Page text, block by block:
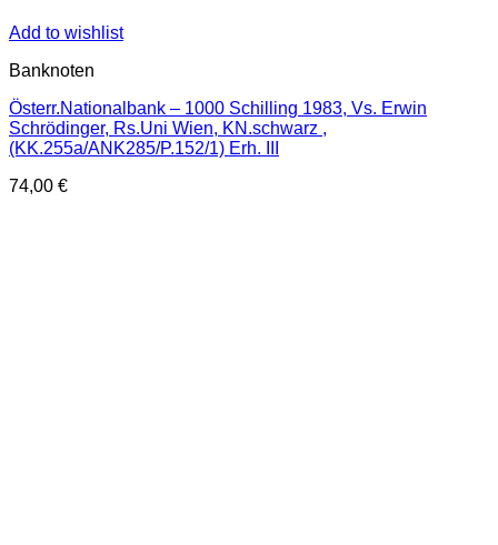
Add to wishlist
Banknoten
Österr.Nationalbank – 1000 Schilling 1983, Vs. Erwin
Schrödinger, Rs.Uni Wien, KN.schwarz ,
(KK.255a/ANK285/P.152/1) Erh. III
74,00 €